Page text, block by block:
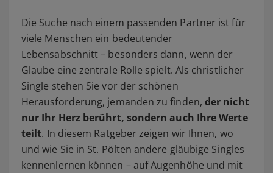
Die Suche nach einem passenden Partner ist für
viele Menschen ein bedeutender
Lebensabschnitt – besonders dann, wenn der
Glaube eine zentrale Rolle spielt. Als christlicher
Single stehen Sie vor der schönen
Herausforderung, jemanden zu finden, der nicht
nur Ihr Herz berührt, sondern auch Ihre Werte
teilt. In diesem Ratgeber zeigen wir Ihnen, wo
und wie Sie in St. Pölten andere gläubige Singles
kennenlernen können – auf Augenhöhe und mit